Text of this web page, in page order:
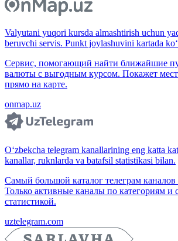
Valyutani yuqori kursda almashtirish uchun
beruvchi servis. Punkt joylashuvini kartada
Сервис, помогающий найти ближайшие
валюты с выгодным курсом. Покажет
прямо на карте.
onmap.uz
O‘zbekcha telegram kanallarining eng katta
kanallar, ruknlarda va batafsil statistikasi bilan.
Самый большой каталог телеграм каналов
Только активные каналы по категориям и
статистикой.
uztelegram.com